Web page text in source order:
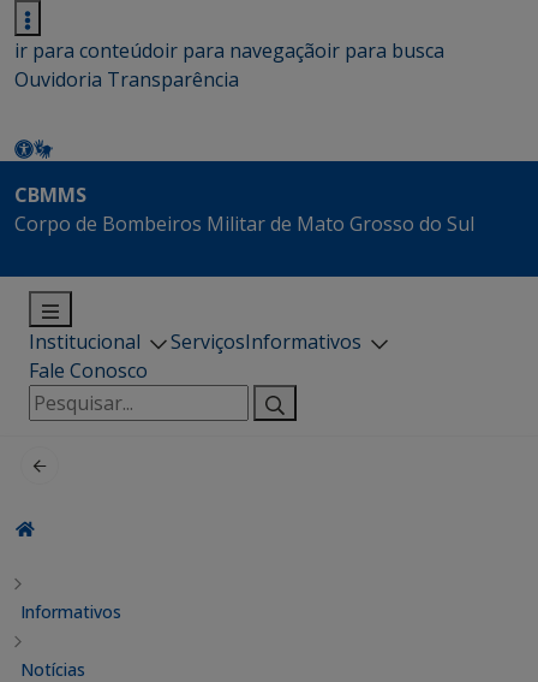
ir para conteúdoir para navegaçãoir para busca
Ouvidoria Transparência
CBMMS
Corpo de Bombeiros Militar de Mato Grosso do Sul
Institucional ServiçosInformativos
Fale Conosco
Pesquisar
por:
Informativos
Notícias